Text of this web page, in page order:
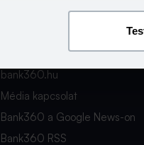
+36 1 817 0103
bank360.hu
Média kapcsolat
Bank360 a Google News-on
Bank360 RSS